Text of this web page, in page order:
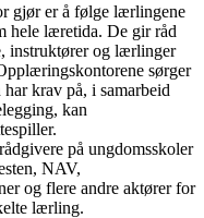
gjør er å følge lærlingene
hele læretida. De gir råd
instruktører og lærlinger
sørger
krav på, i samarbeid
kan
på ungdomsskoler
NAV,
og flere andre aktører for
lærling.